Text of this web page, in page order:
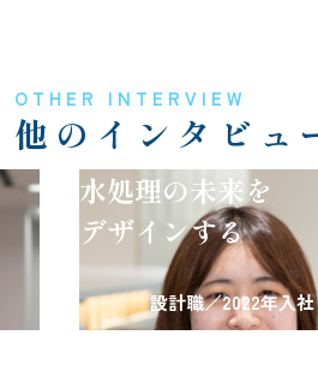
OTHER INTERVIEW
他のインタビュ
水処理の未来を
デザインする
設計職／2022年入社